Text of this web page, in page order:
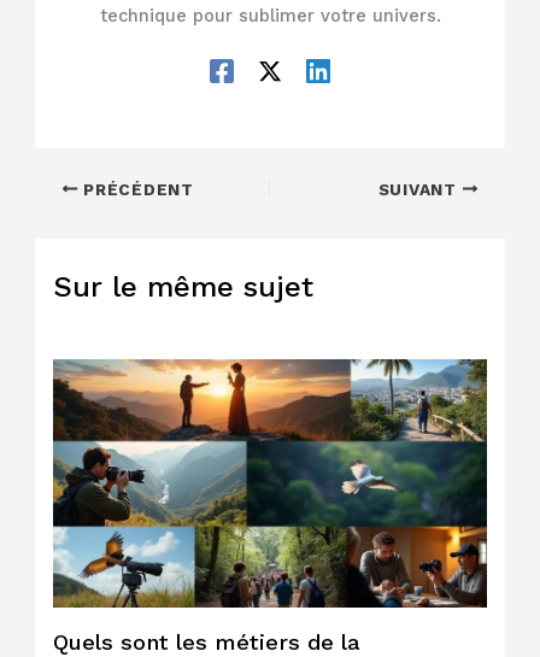
technique pour sublimer votre univers.
PRÉCÉDENT SUIVANT
Sur le même sujet
Quels sont les métiers de la